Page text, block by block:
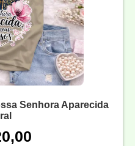
Senhora Aparecida